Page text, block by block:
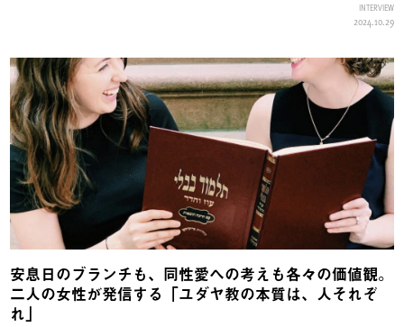
INTERVIEW
2024.10.29
安息日のブランチも、同性愛への考えも各々の価値観。
二人の女性が発信する「ユダヤ教の本質は、人それぞ
れ」